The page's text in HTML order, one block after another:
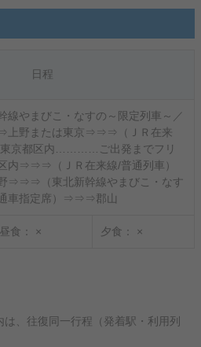
日程
やまびこ・なすの～限定列車～／
野または東京⇒⇒⇒（ＪＲ在来
京都区内…………ご出発までフリ
内⇒⇒⇒（ＪＲ在来線/普通列車）
⇒⇒⇒（東北新幹線やまびこ・なす
車指定席）⇒⇒⇒郡山
昼食： × 夕食： ×
、往復同一行程（発着駅・利用列